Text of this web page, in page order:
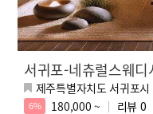
서귀포-네츄럴스웨디
제주특별자치도 서귀포
6% 180,000 ~ 리뷰 0